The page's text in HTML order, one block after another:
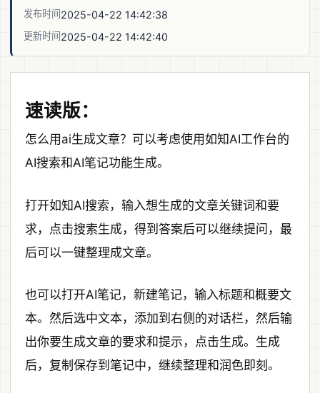
发布时间2025-04-22 14:42:38
更新时间2025-04-22 14:42:40
速读版：
怎么用ai生成文章？可以考虑使用如知AI工作台的
AI搜索和AI笔记功能生成。
打开如知AI搜索，输入想生成的文章关键词和要
求，点击搜索生成，得到答案后可以继续提问，最
后可以一键整理成文章。
也可以打开AI笔记，新建笔记，输入标题和概要文
本。然后选中文本，添加到右侧的对话栏，然后输
出你要生成文章的要求和提示，点击生成。生成
后，复制保存到笔记中，继续整理和润色即刻。